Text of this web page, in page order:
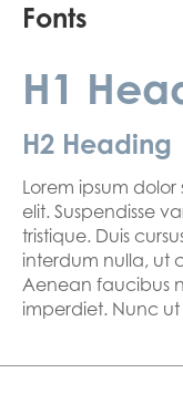
Fonts
H1
H2 Heading
Lorem ipsum
elit. Suspendisse
tristique. Duis
interdum nulla, ut
Aenean faucibus
imperdiet. Nunc ut